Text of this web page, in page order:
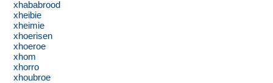
xhababrood
xheibie
xheimie
xhoerisen
xhoeroe
xhom
xhorro
xhoubroe